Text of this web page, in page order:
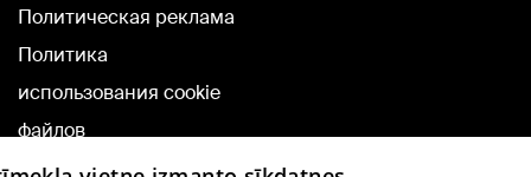
Политическая реклама
Политика
использования cookie
файлов
Добавление